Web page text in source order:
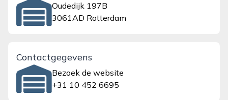
Oudedijk 197B
3061AD Rotterdam
Contactgegevens
Bezoek de website
+31 10 452 6695